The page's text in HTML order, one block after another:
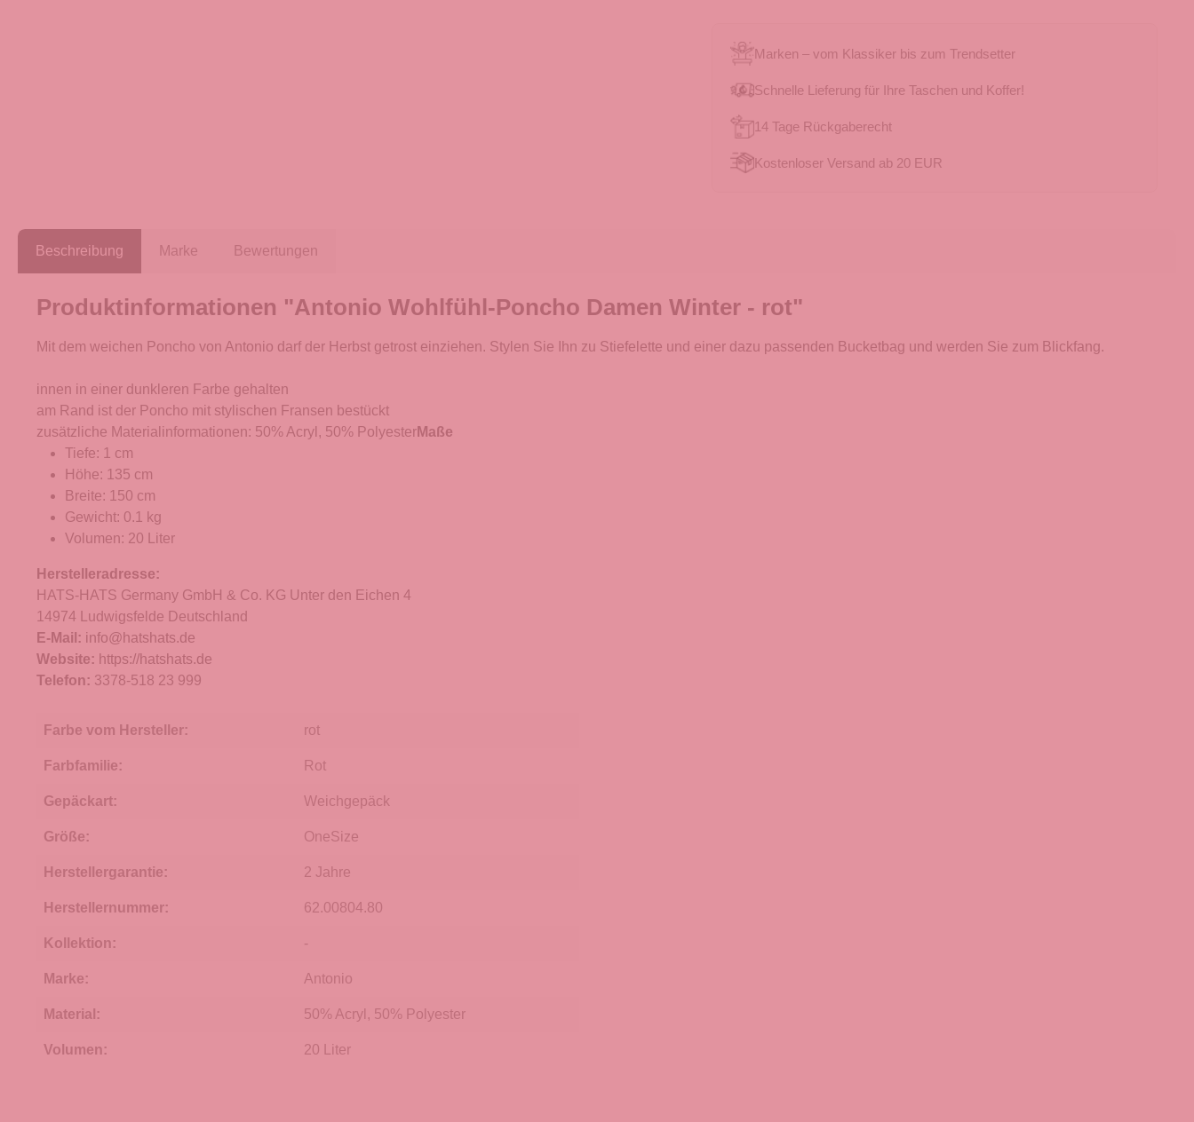
Marken – vom Klassiker bis zum Trendsetter
Schnelle Lieferung für Ihre Taschen und Koffer!
14 Tage Rückgaberecht
Kostenloser Versand ab 20 EUR
Beschreibung Marke Bewertungen
Produktinformationen "Antonio Wohlfühl-Poncho Damen Winter - rot"
Mit dem weichen Poncho von Antonio darf der Herbst getrost einziehen. Stylen Sie Ihn zu Stiefelette und einer dazu passenden Bucketbag und werden Sie zum Blickfang.
innen in einer dunkleren Farbe gehalten
am Rand ist der Poncho mit stylischen Fransen bestückt
zusätzliche Materialinformationen: 50% Acryl, 50% PolyesterMaße
Tiefe: 1 cm
Höhe: 135 cm
Breite: 150 cm
Gewicht: 0.1 kg
Volumen: 20 Liter
Herstelleradresse:
HATS-HATS Germany GmbH & Co. KG Unter den Eichen 4
14974 Ludwigsfelde Deutschland
E-Mail: info@hatshats.de
Website: https://hatshats.de
Telefon: 3378-518 23 999
Farbe vom Hersteller: rot
Farbfamilie: Rot
Gepäckart: Weichgepäck
Größe: OneSize
Herstellergarantie: 2 Jahre
Herstellernummer: 62.00804.80
Kollektion: -
Marke: Antonio
Material: 50% Acryl, 50% Polyester
Volumen: 20 Liter